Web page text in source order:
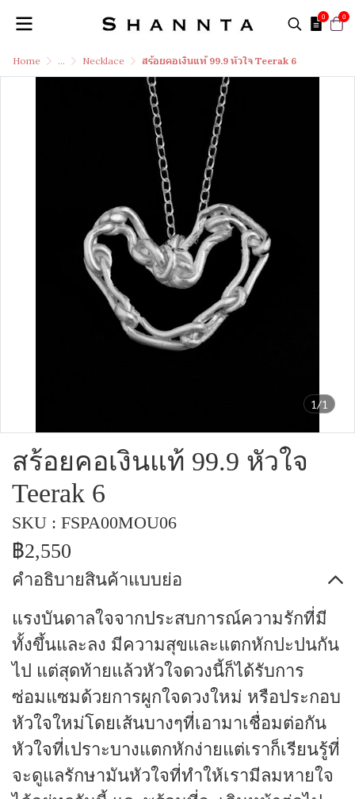
0 0
Home ... Necklace สร้อยคอเงินแท้ 99.9 หัวใจ Teerak 6
1/1
สร้อยคอเงินแท้ 99.9 หัวใจ
Teerak 6
SKU : FSPA00MOU06
฿2,550
คำอธิบายสินค้าแบบย่อ
แรงบันดาลใจจากประสบการณ์ความรักที่มี
ทั้งขึ้นและลง มีความสุขและแตกหักปะปนกัน
ไป แต่สุดท้ายแล้วหัวใจดวงนี้ก็ได้รับการ
ซ่อมแซมด้วยการผูกใจดวงใหม่ หรือประกอบ
หัวใจใหม่โดยเส้นบางๆที่เอามาเชื่อมต่อกัน
หัวใจที่เปราะบางแตกหักง่ายแต่เราก็เรียนรู้ที่
จะดูแลรักษามันหัวใจที่ทำให้เรามีลมหายใจ